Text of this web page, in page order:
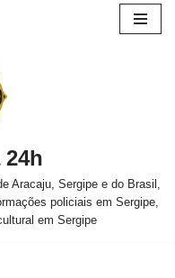
24h
Aracaju, Sergipe e do Brasil,
policiais em Sergipe,
em Sergipe